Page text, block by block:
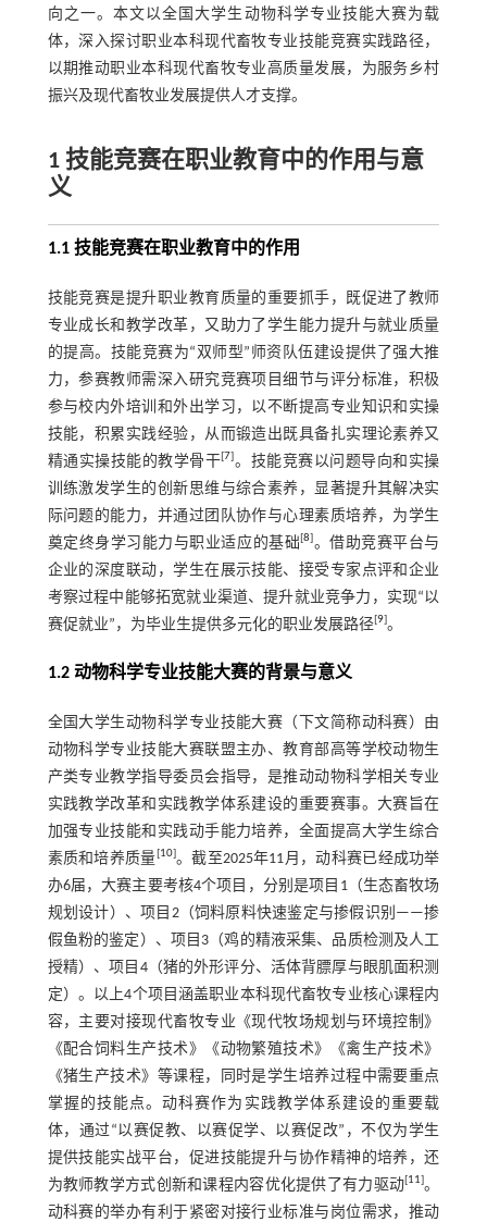
向之一。本文以全国大学生动物科学专业技能大赛为载
体，深入探讨职业本科现代畜牧专业技能竞赛实践路径，
以期推动职业本科现代畜牧专业高质量发展，为服务乡村
振兴及现代畜牧业发展提供人才支撑。
1 技能竞赛在职业教育中的作用与意
义
1.1 技能竞赛在职业教育中的作用
技能竞赛是提升职业教育质量的重要抓手，既促进了教师
专业成长和教学改革，又助力了学生能力提升与就业质量
的提高。技能竞赛为“双师型”师资队伍建设提供了强大推
力，参赛教师需深入研究竞赛项目细节与评分标准，积极
参与校内外培训和外出学习，以不断提高专业知识和实操
技能，积累实践经验，从而锻造出既具备扎实理论素养又
精通实操技能的教学骨干[7]。技能竞赛以问题导向和实操
训练激发学生的创新思维与综合素养，显著提升其解决实
际问题的能力，并通过团队协作与心理素质培养，为学生
奠定终身学习能力与职业适应的基础[8]。借助竞赛平台与
企业的深度联动，学生在展示技能、接受专家点评和企业
考察过程中能够拓宽就业渠道、提升就业竞争力，实现“以
赛促就业”，为毕业生提供多元化的职业发展路径[9]。
1.2 动物科学专业技能大赛的背景与意义
全国大学生动物科学专业技能大赛（下文简称动科赛）由
动物科学专业技能大赛联盟主办、教育部高等学校动物生
产类专业教学指导委员会指导，是推动动物科学相关专业
实践教学改革和实践教学体系建设的重要赛事。大赛旨在
加强专业技能和实践动手能力培养，全面提高大学生综合
素质和培养质量[10]。截至2025年11月，动科赛已经成功举
办6届，大赛主要考核4个项目，分别是项目1（生态畜牧场
规划设计）、项目2（饲料原料快速鉴定与掺假识别——掺
假鱼粉的鉴定）、项目3（鸡的精液采集、品质检测及人工
授精）、项目4（猪的外形评分、活体背膘厚与眼肌面积测
定）。以上4个项目涵盖职业本科现代畜牧专业核心课程内
容，主要对接现代畜牧专业《现代牧场规划与环境控制》
《配合饲料生产技术》《动物繁殖技术》《禽生产技术》
《猪生产技术》等课程，同时是学生培养过程中需要重点
掌握的技能点。动科赛作为实践教学体系建设的重要载
体，通过“以赛促教、以赛促学、以赛促改”，不仅为学生
提供技能实战平台，促进技能提升与协作精神的培养，还
为教师教学方式创新和课程内容优化提供了有力驱动[11]。
动科赛的举办有利于紧密对接行业标准与岗位需求，推动